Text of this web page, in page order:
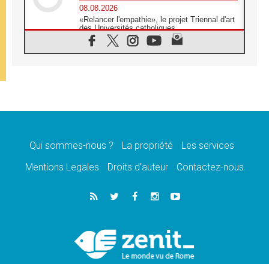
08.08.2026
«Relancer l'empathie», le projet Triennal d'art
des Universités catholiques
08.08.2026
Signis 2026, donner la parole aux religieuses
07.08.2026
07.08.2026
de l'Assomption et mémoire nationale
«La paix commence par l'empathie» estime
le cardinal Parolin
En Colombie, «la paix ne s'achète pas avec
une signature»
Qui sommes-nous ? La propriété
Les services
Mentions Legales
Droits d’auteur Contactez-nous